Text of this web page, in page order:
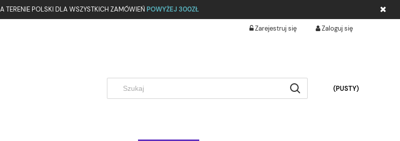
TERENIE POLSKI DLA WSZYSTKICH ZAMÓWIEŃ POWYŻEJ 300ZŁ
Zarejestruj się Zaloguj się
(PUSTY)